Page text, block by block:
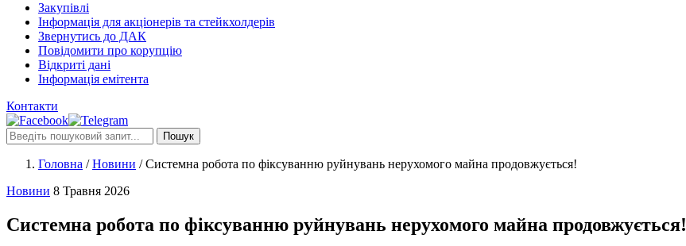
Закупівлі
Інформація для акціонерів та стейкхолдерів
Звернутись до ДАК
Повідомити про корупцію
Відкриті дані
Інформація емітента
Контакти
Пошук
Головна /Новини /Системна робота по фіксуванню руйнувань нерухомого майна продовжується!
Новини 8 Травня 2026
Системна робота по фіксуванню руйнувань нерухомого майна продовжується!